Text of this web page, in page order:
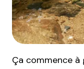
Ça commence